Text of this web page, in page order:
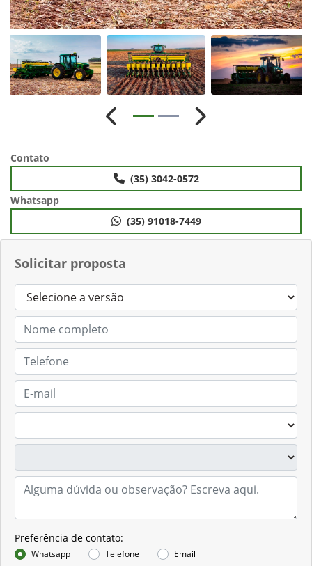
Solicitar proposta
Preferência de contato:
Whatsapp Telefone Email
Anterior Próximo
Contato
(35) 3042-0572
Whatsapp
(35) 91018-7449